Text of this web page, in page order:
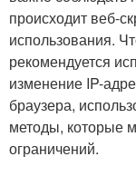
происходит веб-
использования.
рекомендуется
изменение IP-
браузера,
методы, которые
ограничений.